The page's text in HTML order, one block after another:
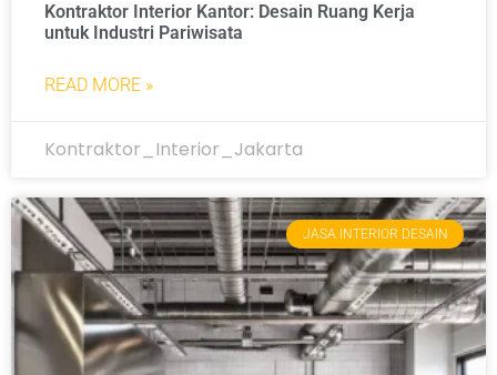
Kontraktor Interior Kantor: Desain Ruang Kerja
untuk Industri Pariwisata
READ MORE »
Kontraktor_Interior_Jakarta
JASA INTERIOR DESAIN